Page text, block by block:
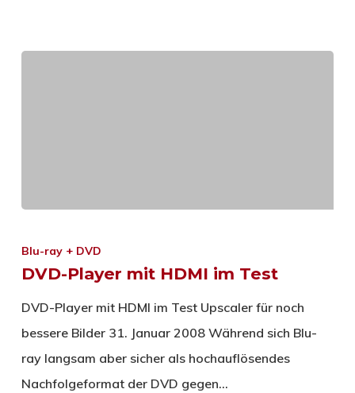
Blu-ray + DVD
DVD-Player mit HDMI im Test
DVD-Player mit HDMI im Test Upscaler für noch
bessere Bilder 31. Januar 2008 Während sich Blu-
ray langsam aber sicher als hochauflösendes
Nachfolgeformat der DVD gegen…